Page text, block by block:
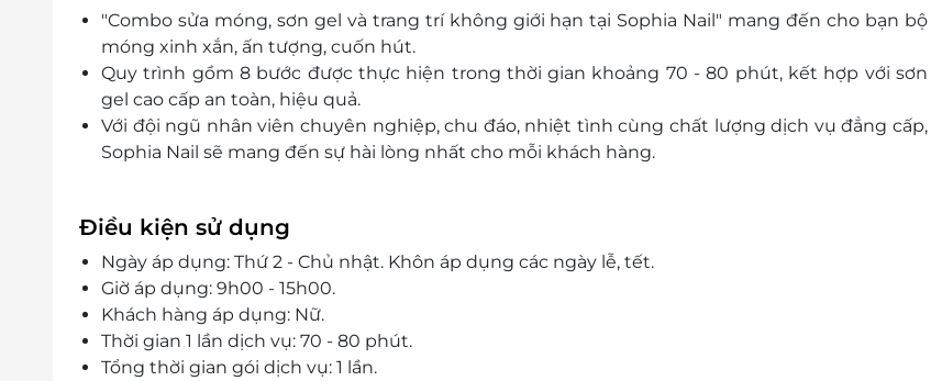
"Combo sửa móng, sơn gel và trang trí không giới hạn tại Sophia Nail" mang đến cho bạn bộ
móng xinh xắn, ấn tượng, cuốn hút.
Quy trình gồm 8 bước được thực hiện trong thời gian khoảng 70 - 80 phút, kết hợp với sơn
gel cao cấp an toàn, hiệu quả.
Với đội ngũ nhân viên chuyên nghiệp, chu đáo, nhiệt tình cùng chất lượng dịch vụ đẳng cấp,
Sophia Nail sẽ mang đến sự hài lòng nhất cho mỗi khách hàng.
Điều kiện sử dụng
Ngày áp dụng: Thứ 2 - Chủ nhật. Khôn áp dụng các ngày lễ, tết.
Giờ áp dụng: 9h00 - 15h00.
Khách hàng áp dụng: Nữ.
Thời gian 1 lần dịch vụ: 70 - 80 phút.
Tổng thời gian gói dịch vụ: 1 lần.